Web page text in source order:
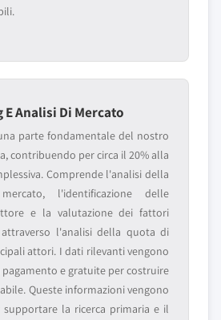
E Analisi Di Mercato
parte fondamentale del nostro
contribuendo per circa il 20% alla
Comprende l'analisi della
l'identificazione delle
e la valutazione dei fattori
attraverso l'analisi della quota di
attori. I dati rilevanti vengono
e gratuite per costruire
Queste informazioni vengono
la ricerca primaria e il